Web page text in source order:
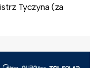
Tyczyna (za